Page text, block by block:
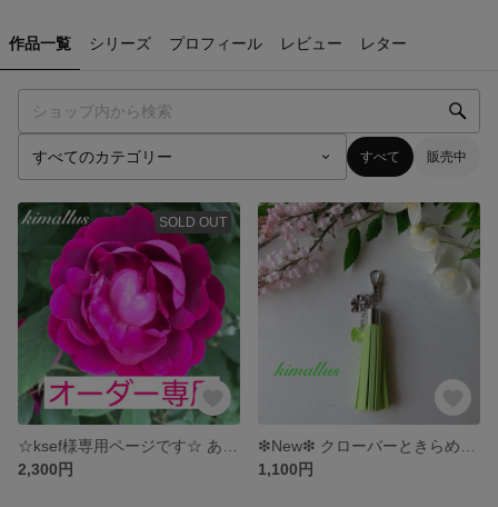
作品一覧 シリーズ プロフィール レビュー レター
すべて 販売中
SOLD OUT
2,300円
1,100円